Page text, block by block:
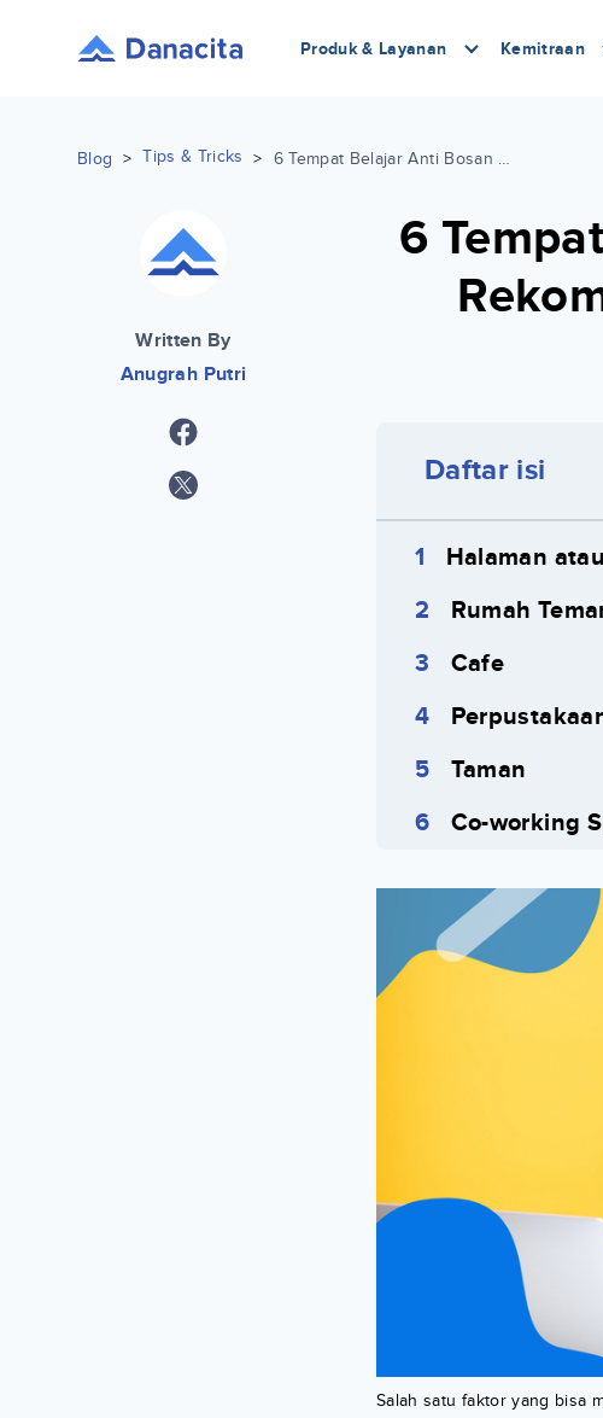
Produk & Layanan Kemitraan
Blog > Tips & Tricks > 6 Tempat Belajar Anti Bosan Sebagai Rekomendasi Untuk Mahasiswa
Written By
Anugrah Putri
6
Daftar isi
Halaman
Rumah
Cafe
Taman
Co-working
Salah satu faktor yang bisa